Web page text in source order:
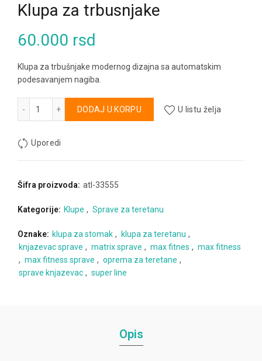
Klupa za trbusnjake
60.000 rsd
Klupa za trbušnjake modernog dizajna sa automatskim
podesavanjem nagiba.
DODAJ U KORPU
Alternative:
U listu želja
Uporedi
Šifra proizvoda: atl-33555
Kategorije: Klupe , Sprave za teretanu
Oznake: klupa za stomak , klupa za teretanu ,
knjazevac sprave , matrix sprave , max fitnes , max fitness
, max fitness sprave , oprema za teretane ,
sprave knjazevac , super line
Opis